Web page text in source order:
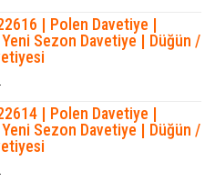
andaki
fiyat:
₺ 423,00.
| Polen Davetiye |
Sezon Davetiye | Düğün /
andaki
fiyat:
₺ 423,00.
| Polen Davetiye |
Sezon Davetiye | Düğün /